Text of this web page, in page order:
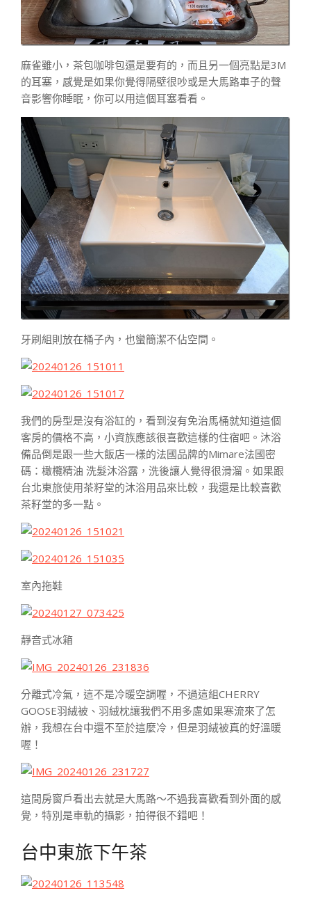
麻雀雖小，茶包咖啡包還是要有的，而且另一個亮點是3M
的耳塞，感覺是如果你覺得隔壁很吵或是大馬路車子的聲
音影響你睡眠，你可以用這個耳塞看看。
牙刷組則放在桶子內，也蠻簡潔不佔空間。
我們的房型是沒有浴缸的，看到沒有免治馬桶就知道這個
客房的價格不高，小資族應該很喜歡這樣的住宿吧。沐浴
備品倒是跟一些大飯店一樣的法國品牌的Mimare法國密
碼：橄欖精油 洗髮沐浴露，洗後讓人覺得很滑溜。如果跟
台北東旅使用茶籽堂的沐浴用品來比較，我還是比較喜歡
茶籽堂的多一點。
室內拖鞋
靜音式冰箱
分離式冷氣，這不是冷暖空調喔，不過這組CHERRY
GOOSE羽絨被、羽絨枕讓我們不用多慮如果寒流來了怎
辦，我想在台中還不至於這麼冷，但是羽絨被真的好溫暖
喔！
這間房窗戶看出去就是大馬路～不過我喜歡看到外面的感
覺，特別是車軌的攝影，拍得很不錯吧！
台中東旅下午茶